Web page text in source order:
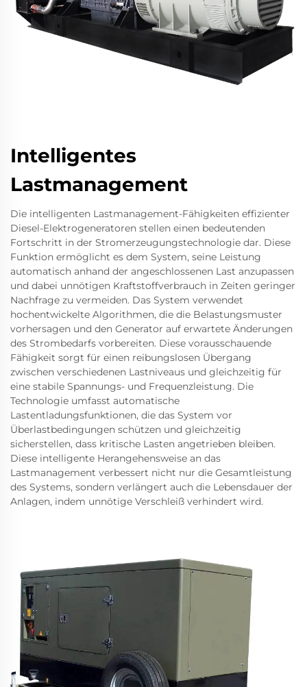
Intelligentes
Lastmanagement
Die intelligenten Lastmanagement-Fähigkeiten effizienter
Diesel-Elektrogeneratoren stellen einen bedeutenden
Fortschritt in der Stromerzeugungstechnologie dar. Diese
Funktion ermöglicht es dem System, seine Leistung
automatisch anhand der angeschlossenen Last anzupassen
und dabei unnötigen Kraftstoffverbrauch in Zeiten geringer
Nachfrage zu vermeiden. Das System verwendet
hochentwickelte Algorithmen, die die Belastungsmuster
vorhersagen und den Generator auf erwartete Änderungen
des Strombedarfs vorbereiten. Diese vorausschauende
Fähigkeit sorgt für einen reibungslosen Übergang
zwischen verschiedenen Lastniveaus und gleichzeitig für
eine stabile Spannungs- und Frequenzleistung. Die
Technologie umfasst automatische
Lastentladungsfunktionen, die das System vor
Überlastbedingungen schützen und gleichzeitig
sicherstellen, dass kritische Lasten angetrieben bleiben.
Diese intelligente Herangehensweise an das
Lastmanagement verbessert nicht nur die Gesamtleistung
des Systems, sondern verlängert auch die Lebensdauer der
Anlagen, indem unnötige Verschleiß verhindert wird.